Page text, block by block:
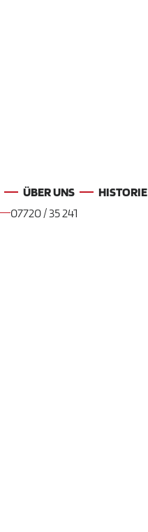
ÜBER UNS HISTORIE
07720 / 35 241